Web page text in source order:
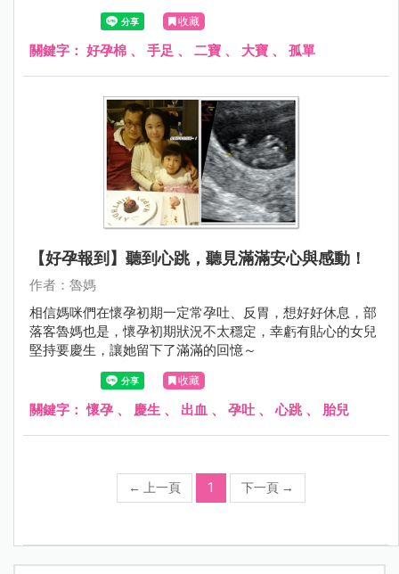
給她一位手足之伴 #終於可以給孩子一個交代 #終於解除孩
子心中的遺憾 #終於終結大寶獨身子女的孤單！ 終於可以，
開心迎接兩個寶的熱鬧生活！！！
收藏
關鍵字： 好孕棉 、 手足 、 二寶 、 大寶 、 孤單
【好孕報到】聽到心跳，聽見滿滿安心與感動！
作者：魯媽
相信媽咪們在懷孕初期一定常孕吐、反胃，想好好休息，部
落客魯媽也是，懷孕初期狀況不太穩定，幸虧有貼心的女兒
堅持要慶生，讓她留下了滿滿的回憶～
收藏
關鍵字：懷孕 、 慶生 、 出血 、 孕吐 、心跳、 胎兒
← 上一頁 1 下一頁 →